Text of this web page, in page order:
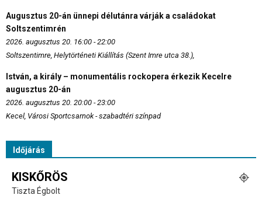
Augusztus 20-án ünnepi délutánra várják a családokat
Soltszentimrén
2026. augusztus 20. 16:00 - 22:00
Soltszentimre, Helytörténeti Kiállítás (Szent Imre utca 38.),
István, a király – monumentális rockopera érkezik Kecelre
augusztus 20-án
2026. augusztus 20. 20:00 - 23:00
Kecel, Városi Sportcsarnok - szabadtéri színpad
Időjárás
KISKŐRÖS
Tiszta Égbolt